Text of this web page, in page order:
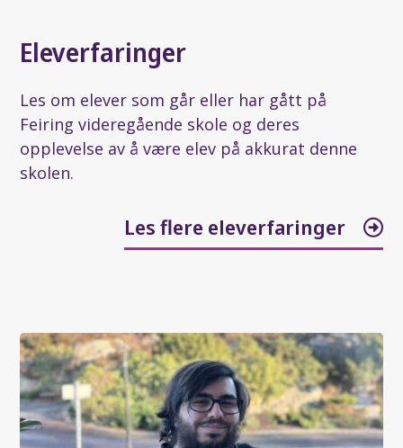
Eleverfaringer
Les om elever som går eller har gått på
Feiring videregående skole og deres
opplevelse av å være elev på akkurat denne
skolen.
Les flere eleverfaringer